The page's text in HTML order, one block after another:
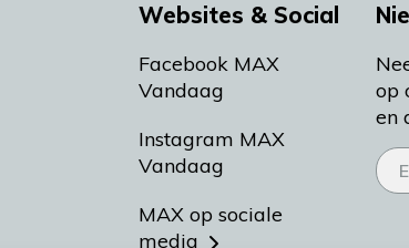
Websites & Social
Facebook MAX
Vandaag
Instagram MAX
Vandaag
MAX op sociale
media
op
en